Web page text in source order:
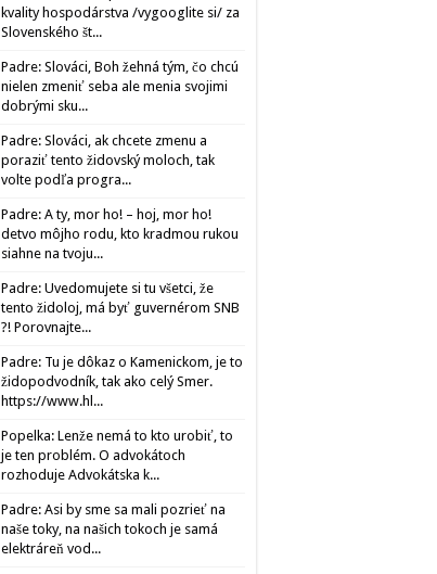
kvality hospodárstva /vygooglite si/ za
Slovenského št...
Padre: Slováci, Boh žehná tým, čo chcú
nielen zmeniť seba ale menia svojimi
dobrými sku...
Padre: Slováci, ak chcete zmenu a
poraziť tento židovský moloch, tak
volte podľa progra...
Padre: A ty, mor ho! – hoj, mor ho!
detvo môjho rodu, kto kradmou rukou
siahne na tvoju...
Padre: Uvedomujete si tu všetci, že
tento židoloj, má byť guvernérom SNB
?! Porovnajte...
Padre: Tu je dôkaz o Kamenickom, je to
židopodvodník, tak ako celý Smer.
https://www.hl...
Popelka: Lenže nemá to kto urobiť, to
je ten problém. O advokátoch
rozhoduje Advokátska k...
Padre: Asi by sme sa mali pozrieť na
naše toky, na našich tokoch je samá
elektráreň vod...